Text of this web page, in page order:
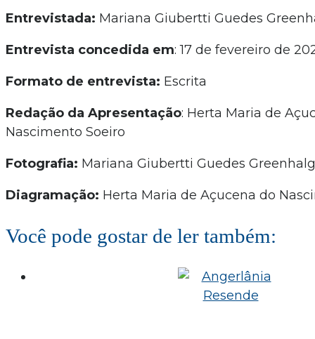
Entrevistada: Mariana Giubertti Guedes
Entrevista concedida em: 17 de fevereiro de
Formato de entrevista: Escrita
Redação da Apresentação: Herta Maria de
Nascimento Soeiro
Fotografia: Mariana Giubertti Guedes
Diagramação: Herta Maria de Açucena do
Você pode gostar de ler também: